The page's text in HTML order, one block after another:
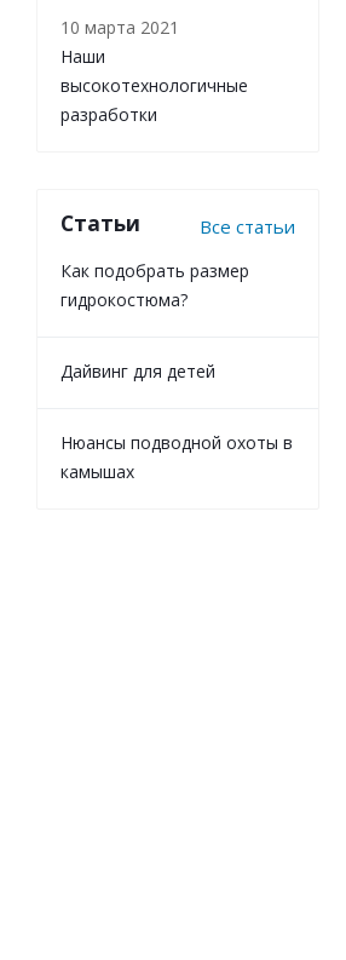
10 марта 2021
Наши
высокотехнологичные
разработки
Статьи Все статьи
Как подобрать размер
гидрокостюма?
Дайвинг для детей
Нюансы подводной охоты в
камышах